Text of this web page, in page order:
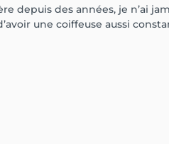
depuis des années, je n’ai
une coiffeuse aussi